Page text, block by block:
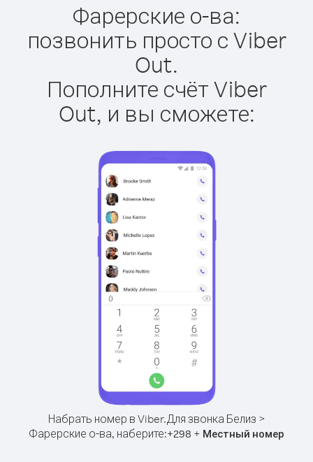
Фарерские о-ва:
позвонить просто с Viber
Out.
Пополните счёт Viber
Out, и вы сможете:
Набрать номер в Viber.Для звонка Белиз >
Фарерские о-ва, наберите:+298 + Местный номер